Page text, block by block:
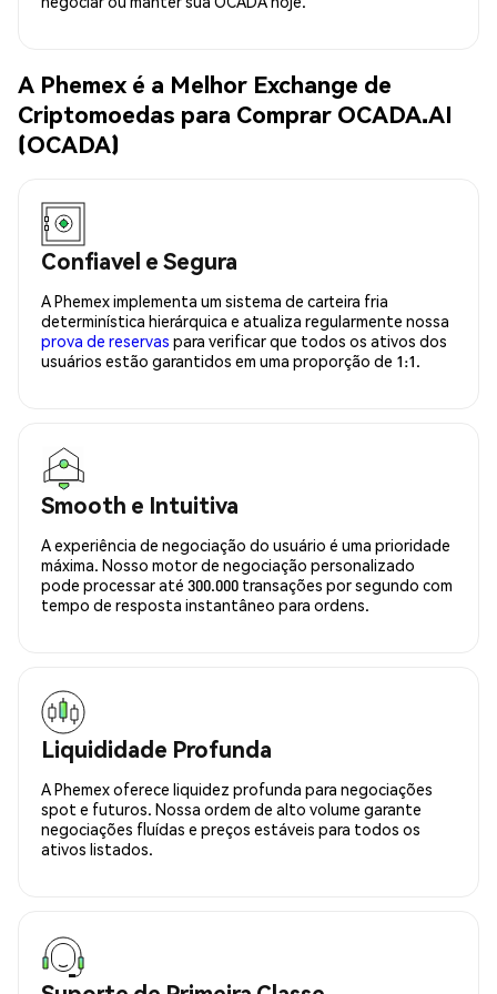
A Phemex é a Melhor Exchange de
Criptomoedas para Comprar OCADA.AI
(OCADA)
Confiavel e Segura
A Phemex implementa um sistema de carteira fria
determinística hierárquica e atualiza regularmente nossa
prova de reservas para verificar que todos os ativos dos
usuários estão garantidos em uma proporção de 1:1.
Smooth e Intuitiva
A experiência de negociação do usuário é uma prioridade
máxima. Nosso motor de negociação personalizado
pode processar até 300.000 transações por segundo com
tempo de resposta instantâneo para ordens.
Liquididade Profunda
A Phemex oferece liquidez profunda para negociações
spot e futuros. Nossa ordem de alto volume garante
negociações fluídas e preços estáveis para todos os
ativos listados.